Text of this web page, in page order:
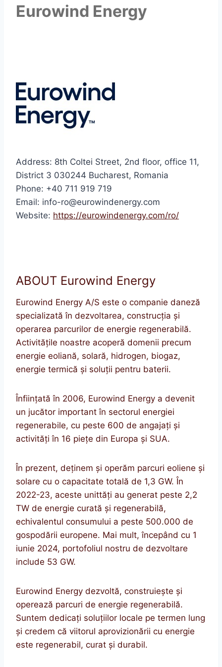
Eurowind Energy
Address: 8th Coltei Street, 2nd floor, office 11,
District 3 030244 Bucharest, Romania
Phone: +40 711 919 719
Email: info-ro@eurowindenergy.com
Website: https://eurowindenergy.com/ro/
ABOUT Eurowind Energy
Eurowind Energy A/S este o companie daneză
specializată în dezvoltarea, construcția și
operarea parcurilor de energie regenerabilă.
Activitățile noastre acoperă domenii precum
energie eoliană, solară, hidrogen, biogaz,
energie termică și soluții pentru baterii.
Înființată în 2006, Eurowind Energy a devenit
un jucător important în sectorul energiei
regenerabile, cu peste 600 de angajați și
activități în 16 piețe din Europa și SUA.
În prezent, deținem și operăm parcuri eoliene și
solare cu o capacitate totală de 1,3 GW. În
2022-23, aceste unittăți au generat peste 2,2
TW de energie curată și regenerabilă,
echivalentul consumului a peste 500.000 de
gospodării europene. Mai mult, începând cu 1
iunie 2024, portofoliul nostru de dezvoltare
include 53 GW.
Eurowind Energy dezvoltă, construiește și
operează parcuri de energie regenerabilă.
Suntem dedicați soluțiilor locale pe termen lung
și credem că viitorul aprovizionării cu energie
este regenerabil, curat și durabil.